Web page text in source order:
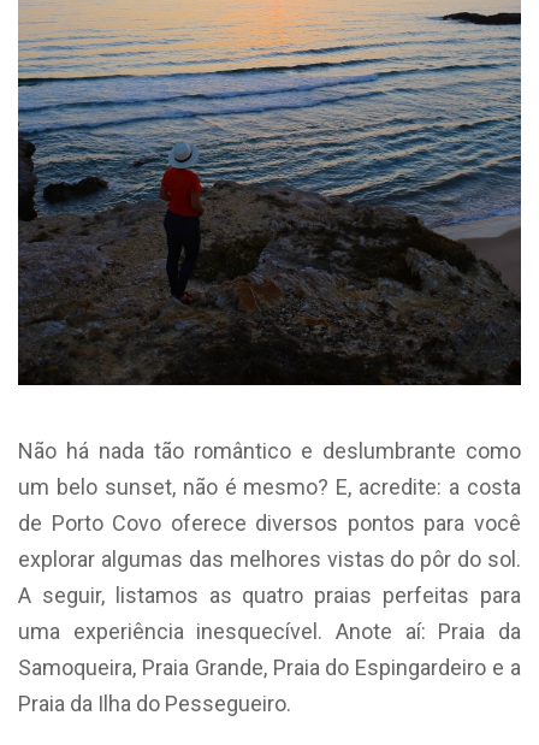
Não há nada tão romântico e deslumbrante como
um belo sunset, não é mesmo? E, acredite: a costa
de Porto Covo oferece diversos pontos para você
explorar algumas das melhores vistas do pôr do sol.
A seguir, listamos as quatro praias perfeitas para
uma experiência inesquecível. Anote aí: Praia da
Samoqueira, Praia Grande, Praia do Espingardeiro e a
Praia da Ilha do Pessegueiro.